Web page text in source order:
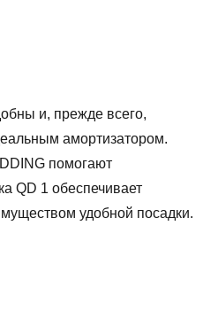
и, прежде всего,
амортизатором.
помогают
QD 1 обеспечивает
удобной посадки.